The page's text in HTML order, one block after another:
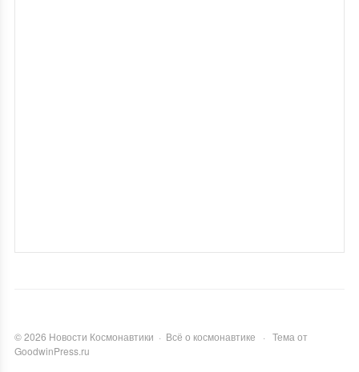
©2026 Новости Космонавтики · Всё о космонавтике · Тема от
GoodwinPress.ru